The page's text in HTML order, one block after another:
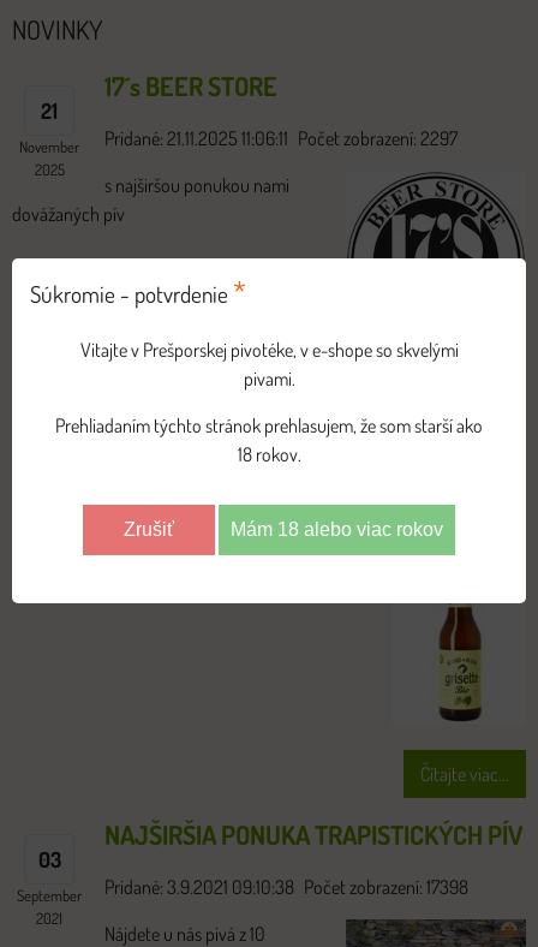
NOVINKY
21
November
2025
17´s BEER STORE
Pridané: 21.11.2025 11:06:11 Počet zobrazení: 2297
s najširšou ponukou nami
dovážaných pív
NOVÉ BEZLEPKOVĚ PIVO
Pridané: 29.10.2021 00:21:09 Počet zobrazení: 17589
Pre "bezlepkáčov" pribudlo do
Čítajte viac...
03
September
2021
NAJŠIRŠIA PONUKA TRAPISTICKÝCH PÍV
Pridané: 3.9.2021 09:10:38 Počet zobrazení: 17398
Nájdete u nás pivá z 10
Súkromie - potvrdenie *
Vitajte v Prešporskej pivotéke, v e-shope so skvelými
pivami.
Prehliadaním týchto stránok prehlasujem, že som starší ako
18 rokov.
Zrušiť Mám 18 alebo viac rokov